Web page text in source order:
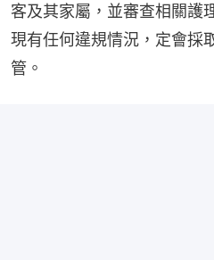
客及其家屬，並審查相關護
現有任何違規情況，定會採
管。